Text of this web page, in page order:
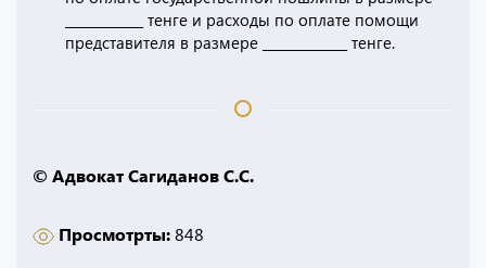
____________ тенге и расходы по оплате помощи
представителя в размере _____________ тенге.
© Адвокат Сагиданов С.С.
Просмотрты:848